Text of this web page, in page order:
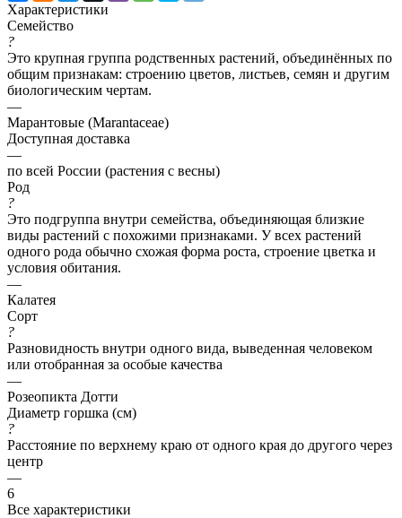
Характеристики
Семейство
?
Это крупная группа родственных растений, объединённых по
общим признакам: строению цветов, листьев, семян и другим
биологическим чертам.
—
Марантовые (Marantaceae)
Доступная доставка
—
по всей России (растения с весны)
Род
?
Это подгруппа внутри семейства, объединяющая близкие
виды растений с похожими признаками. У всех растений
одного рода обычно схожая форма роста, строение цветка и
условия обитания.
—
Калатея
Сорт
?
Разновидность внутри одного вида, выведенная человеком
или отобранная за особые качества
—
Розеопикта Дотти
Диаметр горшка (см)
?
Расстояние по верхнему краю от одного края до другого через
центр
—
6
Все характеристики